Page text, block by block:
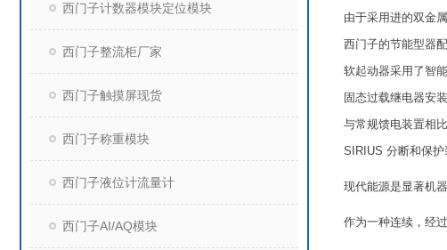
西门子计数器模块定位模块
西门子整流柜厂家
西门子触摸屏现货
西门子称重模块
西门子液位计流量计
西门子AI/AQ模块
由于采用进的双金
西门子的节能型器
软起动器采用了智
固态过载继电器安
与常规馈电装置相
SIRIUS 分断和保
现代能源是显著机
作为一种连续，经